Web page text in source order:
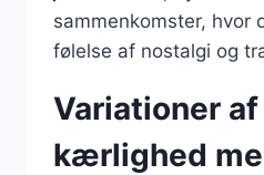
sammenkomster, hvor
følelse af nostalgi og
Variationer
kærlighed